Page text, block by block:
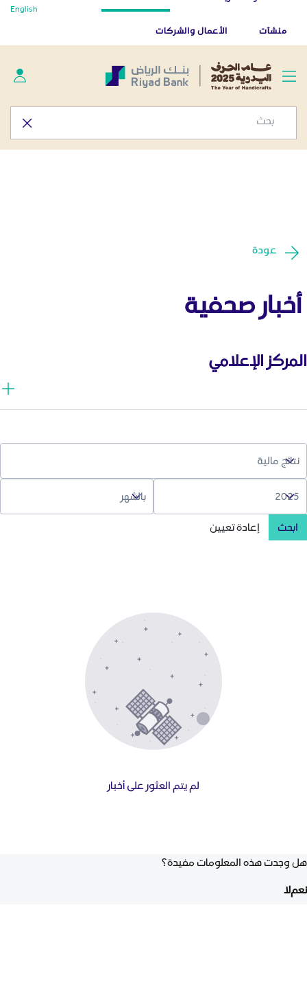
أخبار صحفية - المركز الإعلامي
تطبيق بنك الرياض
منشآت الأعمال والشركات
English
عودة
أخبار صحفية
المركز الإعلامي
ابحث إعادة تعيين
لم يتم العثور على أخبار
هل وجدت هذه المعلومات مفيدة؟
نعملا